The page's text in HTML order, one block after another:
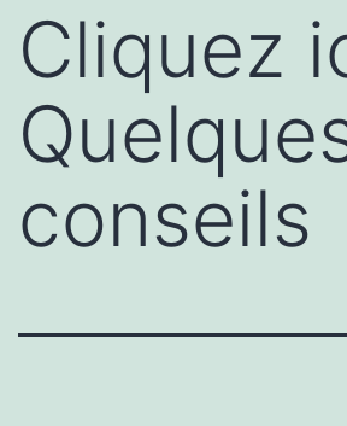
Cliquez
conseils